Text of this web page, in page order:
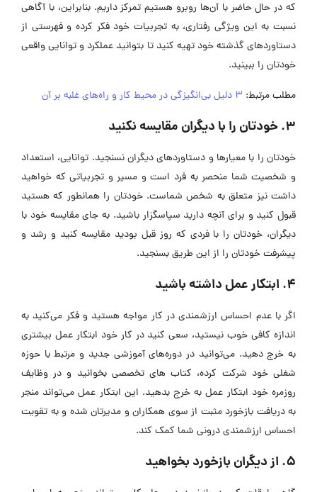
که در حال حاضر با آن‌ها روبرو هستیم تمرکز داریم. بنابراین، با آگاهی
نسبت به این ویژگی رفتاری، به تجربیات خود فکر کرده و فهرستی از
دستاوردهای گذشته خود تهیه کنید تا بتوانید عملکرد و توانایی واقعی
خودتان را ببینید.
مطلب مرتبط: ۳ دلیل بی‌انگیزگی در محیط کار و راه‌های غلبه بر آن
3. خودتان را با دیگران مقایسه نکنید
خودتان را با معیارها و دستاوردهای دیگران نسنجید. توانایی، استعداد
و شخصیت شما منحصر به فرد است و مسیر و تجربیاتی که خواهید
داشت نیز متعلق به شخص شماست. خودتان را همانطور که هستید
قبول کنید و برای آنچه دارید سپاسگزار باشید. به جای مقایسه خود با
دیگران، خودتان را با فردی که روز قبل بودید مقایسه کنید و رشد و
پیشرفت خودتان را از این طریق بسنجید.
4. ابتکار عمل داشته باشید
اگر با عدم احساس ارزشمندی در کار مواجه هستید و فکر می‌کنید به
اندازه کافی خوب نیستید، سعی کنید در کار خود ابتکار عمل بیشتری
به خرج دهید. می‌توانید در دوره‌های آموزشی جدید و مرتبط با حوزه
شغلی خود شرکت کرده، کتاب های تخصصی بخوانید و در وظایف
روزمره خود ابتکار عمل به خرج بدهید. این ابتکار عمل می‌تواند منجر
به دریافت بازخورد مثبت از سوی همکاران و مدیرتان شده و به تقویت
احساس ارزشمندی درونی شما کمک کند.
5. از دیگران بازخورد بخواهید